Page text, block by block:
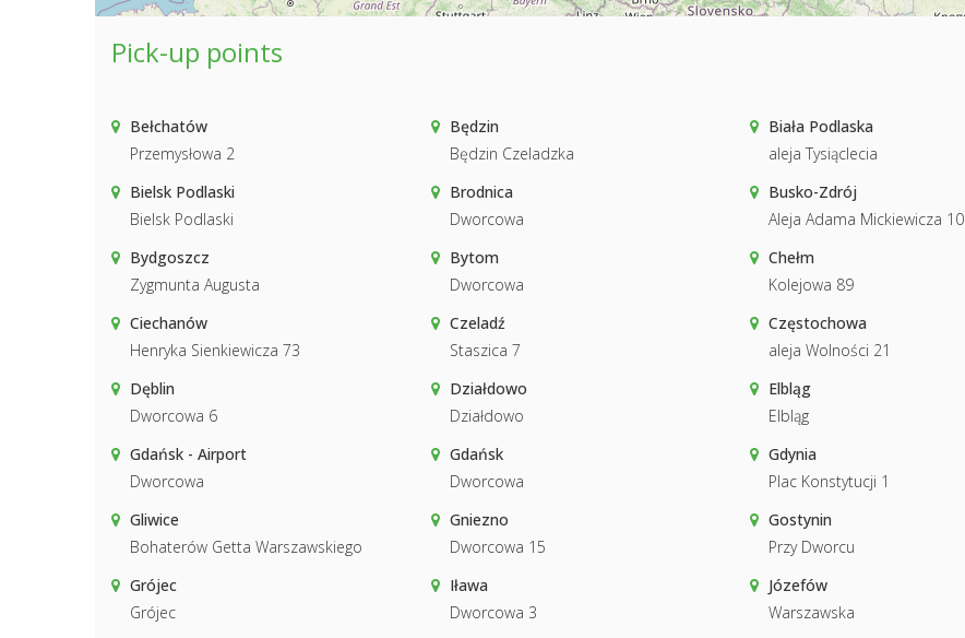
Pick-up points
Bełchatów
Przemysłowa 2
Będzin
Będzin Czeladzka
Biała Podlaska
aleja Tysiąclecia
Bielsk Podlaski
Bielsk Podlaski
Brodnica
Dworcowa
Busko-Zdrój
Aleja Adama Mickiewicza 10
Bydgoszcz
Zygmunta Augusta
Bytom
Dworcowa
Chełm
Kolejowa 89
Ciechanów
Henryka Sienkiewicza 73
Czeladź
Staszica 7
Częstochowa
aleja Wolności 21
Dęblin
Dworcowa 6
Działdowo
Działdowo
Elbląg
Elbląg
Gdańsk - Airport
Dworcowa
Gdańsk
Dworcowa
Gdynia
Plac Konstytucji 1
Gliwice
Bohaterów Getta Warszawskiego
Gniezno
Dworcowa 15
Gostynin
Przy Dworcu
Grójec
Grójec
Iława
Dworcowa 3
Józefów
Warszawska